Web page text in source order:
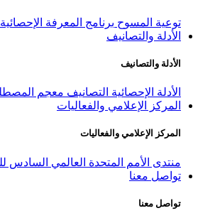
توعية المسوح برنامج المعرفة الإحصائية
الأدلة والتصانيف
الأدلة والتصانيف
الأدلة الإحصائية التصانيف معجم
المركز الإعلامي والفعاليات
المركز الإعلامي والفعاليات
منتدى الأمم المتحدة العالمي السادس
تواصل معنا
تواصل معنا